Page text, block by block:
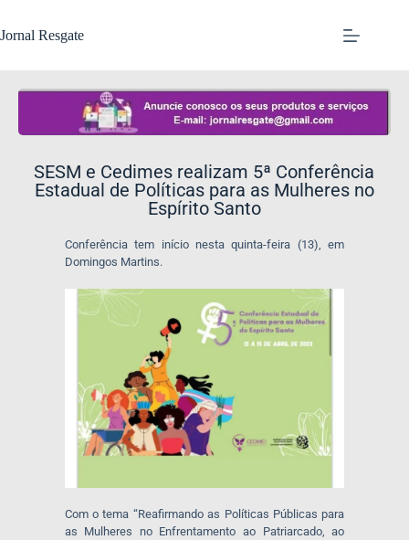
Jornal Resgate
SESM e Cedimes realizam 5ª Conferência
Estadual de Políticas para as Mulheres no
Espírito Santo
Conferência tem início nesta quinta-feira (13), em
Domingos Martins.
Com o tema “Reafirmando as Políticas Públicas para
as Mulheres no Enfrentamento ao Patriarcado, ao